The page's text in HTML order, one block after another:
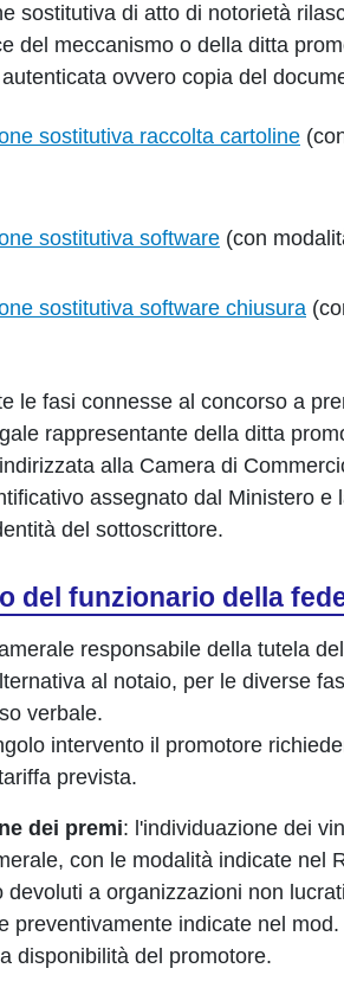
sostitutiva di atto di notorietà
del meccanismo o della ditta
ovvero copia del
sostitutiva raccolta cartoline
sostitutiva software (con
sostitutiva software chiusura
le fasi connesse al concorso a
rappresentante della ditta
alla Camera di
assegnato dal Ministero e
del sottoscrittore.
del funzionario della
responsabile della tutela
al notaio, per le diverse
verbale.
intervento il promotore
prevista.
dei premi: l'individuazione dei
con le modalità indicate nel
devoluti a organizzazioni non
preventivamente indicate nel
disponibilità del promotore.